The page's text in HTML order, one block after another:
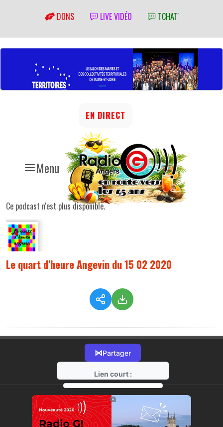
DONS LIVE VIDÉO TCHAT'
Menu
EN DIRECT
Ce podcast n'est plus disponible.
Le quart d'heure Angevin du 15 02 2020
⋈Partager
Lien court :
https://radio-g.fr?9803
⧉